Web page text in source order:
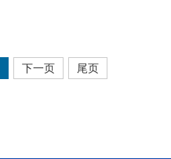
下一页 尾页